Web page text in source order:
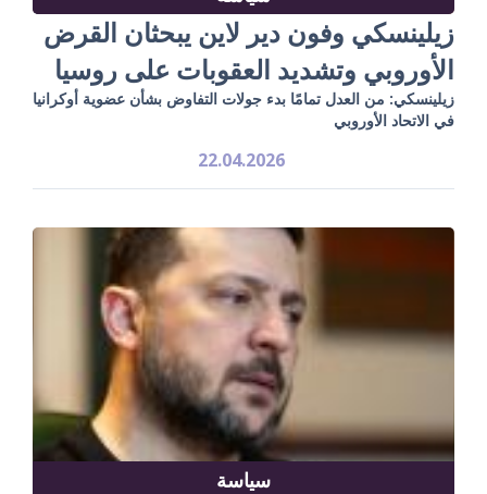
زيلينسكي وفون دير لاين يبحثان القرض
الأوروبي وتشديد العقوبات على روسيا
زيلينسكي: من العدل تمامًا بدء جولات التفاوض بشأن عضوية أوكرانيا
في الاتحاد الأوروبي
22.04.2026
سياسة